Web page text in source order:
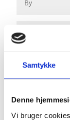
Samtykke
Denne
Vi bruger